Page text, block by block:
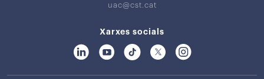
uac@cst.cat
Xarxes socials